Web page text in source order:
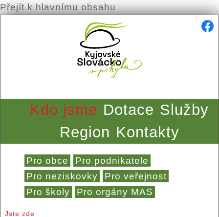
Přejít k hlavnímu obsahu
Kdo jsme Dotace Služby
Region Kontakty
Pro obce
Pro podnikatele
Pro neziskovky
Pro veřejnost
Pro školy
Pro orgány MAS
Jste zde